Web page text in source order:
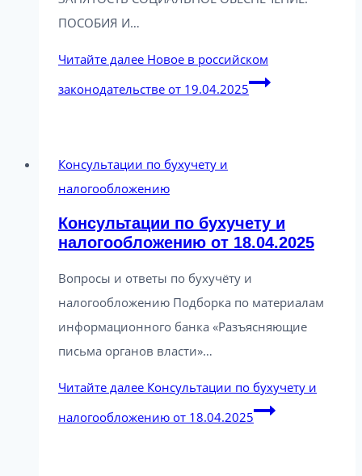
ПОСОБИЯ И…
Читайте далее Новое в российском
законодательстве от 19.04.2025
Консультации по бухучету и
налогообложению
Консультации по бухучету и
налогообложению от 18.04.2025
Вопросы и ответы по бухучёту и
налогообложению Подборка по материалам
информационного банка «Разъясняющие
письма органов власти»…
Читайте далее Консультации по бухучету и
налогообложению от 18.04.2025